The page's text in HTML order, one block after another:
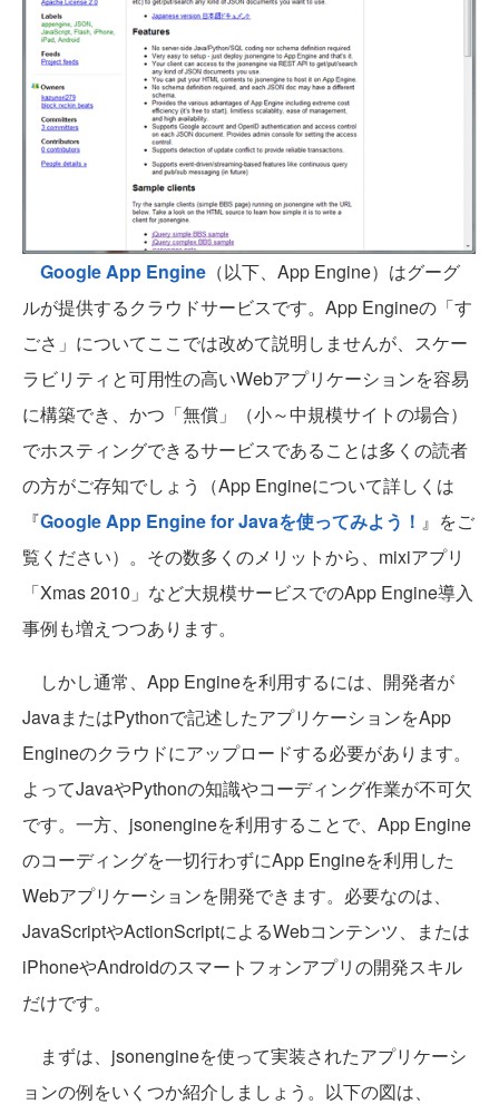
Google App Engine （以下、App Engine）はグーグ
ルが提供するクラウドサービスです。App Engineの「す
ごさ」についてここでは改めて説明しませんが、スケー
ラビリティと可用性の高いWebアプリケーションを容易
に構築でき、かつ「無償」（小～中規模サイトの場合）
でホスティングできるサービスであることは多くの読者
の方がご存知でしょう（App Engineについて詳しくは
『Google App Engine for Javaを使ってみよう！ 』をご
覧ください）。その数多くのメリットから、mixiアプリ
「Xmas 2010」など大規模サービスでのApp Engine導入
事例も増えつつあります。
しかし通常、App Engineを利用するには、開発者が
JavaまたはPythonで記述したアプリケーションをApp
Engineのクラウドにアップロードする必要があります。
よってJavaやPythonの知識やコーディング作業が不可欠
です。一方、jsonengineを利用することで、App Engine
のコーディングを一切行わずにApp Engineを利用した
Webアプリケーションを開発できます。必要なのは、
JavaScriptやActionScriptによるWebコンテンツ、または
iPhoneやAndroidのスマートフォンアプリの開発スキル
だけです。
まずは、jsonengineを使って実装されたアプリケーシ
ョンの例をいくつか紹介しましょう。以下の図は、